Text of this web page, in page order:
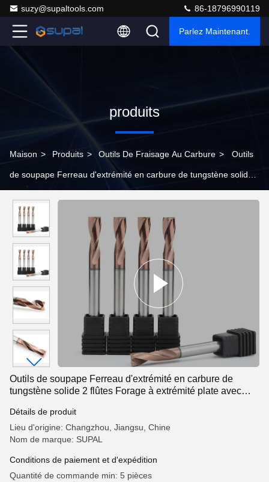
suzy@supaltools.com 86-18796990119
Parlez Maintenant.
produits
Maison > Produits > Outils De Fraisage Au Carbure > Outils
de soupape Ferreau d'extrémité en carbure de tungstène solide
Outils de soupape Ferreau d'extrémité en carbure de
tungstène solide 2 flûtes Forage à extrémité plate avec
Détails de produit
Lieu d'origine: Changzhou, Jiangsu, Chine
Nom de marque: SUPAL
Conditions de paiement et d'expédition
Quantité de commande min: 5 pièces